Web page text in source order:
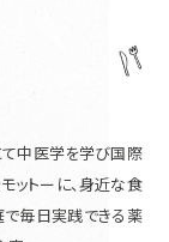
中医学を学び国際
ットーに、身近な食
で毎日実践できる薬